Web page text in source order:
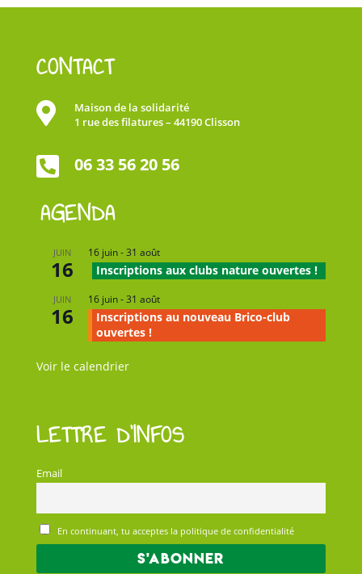
CONTACT

Maison de la solidarité
1 rue des filatures – 44190 Clisson
 06 33 56 20 56
AGENDA
JUIN
16
16 juin-31 août
Inscriptions aux clubs nature ouvertes !
JUIN
16
16 juin-31 août
Inscriptions au nouveau Brico-club
ouvertes !
Voir le calendrier
LETTRE D’INFOS
Email
En continuant, tu acceptes la politique de confidentialité